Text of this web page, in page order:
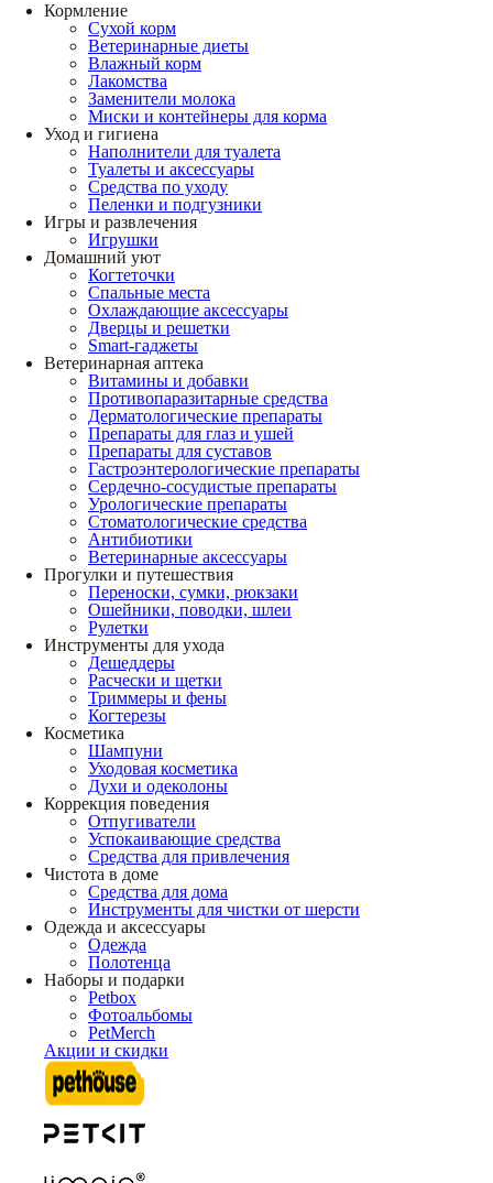
Кормление
Сухой корм
Ветеринарные диеты
Влажный корм
Лакомства
Заменители молока
Миски и контейнеры для корма
Уход и гигиена
Наполнители для туалета
Туалеты и аксессуары
Средства по уходу
Пеленки и подгузники
Игры и развлечения
Игрушки
Домашний уют
Когтеточки
Спальные места
Охлаждающие аксессуары
Дверцы и решетки
Smart-гаджеты
Ветеринарная аптека
Витамины и добавки
Противопаразитарные средства
Дерматологические препараты
Препараты для глаз и ушей
Препараты для суставов
Гастроэнтерологические препараты
Сердечно-сосудистые препараты
Урологические препараты
Стоматологические средства
Антибиотики
Ветеринарные аксессуары
Прогулки и путешествия
Переноски, сумки, рюкзаки
Ошейники, поводки, шлеи
Рулетки
Инструменты для ухода
Дешеддеры
Расчески и щетки
Триммеры и фены
Когтерезы
Косметика
Шампуни
Уходовая косметика
Духи и одеколоны
Коррекция поведения
Отпугиватели
Успокаивающие средства
Средства для привлечения
Чистота в доме
Средства для дома
Инструменты для чистки от шерсти
Одежда и аксессуары
Одежда
Полотенца
Наборы и подарки
Petbox
Фотоальбомы
PetMerch
Акции и скидки